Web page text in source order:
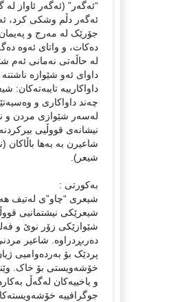
“ئەگەر” (ئەگەر ئاواز لە
ئەگەر دڵم وشکی کرد،
جۆرێک لە مەرج و
دەکات، و واتای ئەوە
لە حاڵەتی نەمانی ئەم
داوای ئەو شێوازە ناشتنە
داواکارییە تایبەتەکان:
چەند داواکاری و
لەسەر شێوازی مردن و
نیشانەی قووڵیی
شاعیرن بە بەها باڵاکان
شیعر).
بەکورتی :
شیعری “چاو”ی لەتیف
شیعرێکی نیشتمانیی
شێوازێکی زۆر نوێ و
دەربڕدراوە. شاعیر
پردێک بۆ بەردەوامیی
خۆشەویستی بۆ خاک.
و یاخییەکان لەگەڵ
جوگرافییە